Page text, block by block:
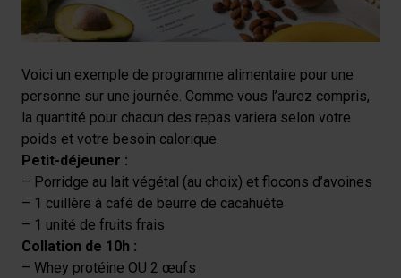
Voici un exemple de programme alimentaire pour une
personne sur une journée. Comme vous l’aurez compris,
la quantité pour chacun des repas variera selon votre
poids et votre besoin calorique.
Petit-déjeuner :
– Porridge au lait végétal (au choix) et flocons d’avoines
– 1 cuillère à café de beurre de cacahuète
– 1 unité de fruits frais
Collation de 10h :
– Whey protéine OU 2 œufs